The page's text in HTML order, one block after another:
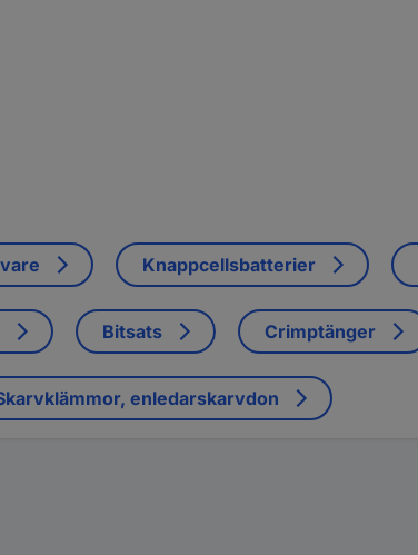
Knappcellsbatterier
Bitsats Crimptänger
enledarskarvdon